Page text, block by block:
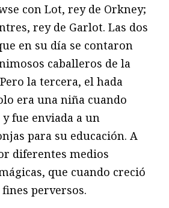
con Lot, rey de Orkney;
rey de Garlot. Las dos
en su día se contaron
caballeros de la
la tercera, el hada
era una niña cuando
fue enviada a un
para su educación. A
diferentes medios
que cuando creció
perversos.